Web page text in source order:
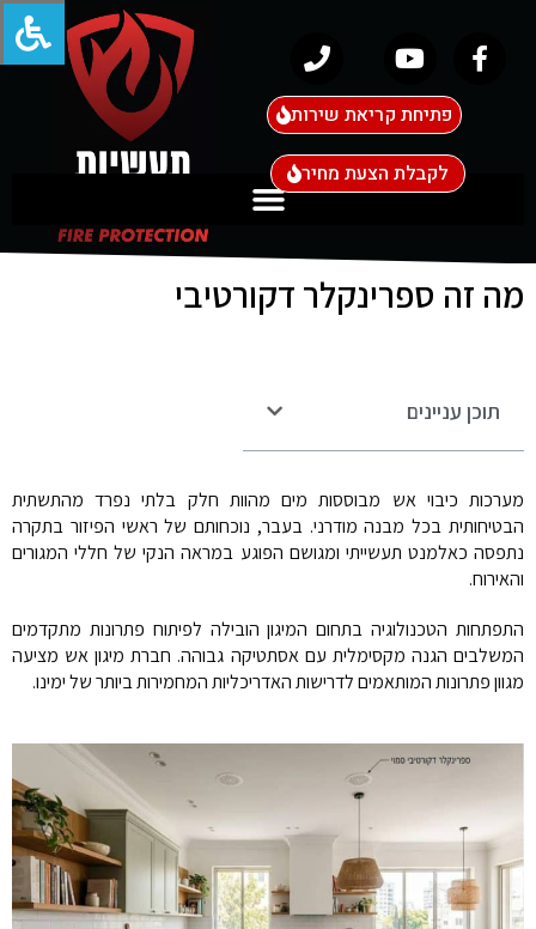
פתיחת קריאת שירות
לקבלת הצעת מחיר
מה זה ספרינקלר דקורטיבי
תוכן עניינים
מערכות כיבוי אש מבוססות מים מהוות חלק בלתי נפרד מהתשתית
הבטיחותית בכל מבנה מודרני. בעבר, נוכחותם של ראשי הפיזור בתקרה
נתפסה כאלמנט תעשייתי ומגושם הפוגע במראה הנקי של חללי המגורים
והאירוח.
התפתחות הטכנולוגיה בתחום המיגון הובילה לפיתוח פתרונות מתקדמים
המשלבים הגנה מקסימלית עם אסתטיקה גבוהה. חברת מיגון אש מציעה
מגוון פתרונות המותאמים לדרישות האדריכליות המחמירות ביותר של ימינו.